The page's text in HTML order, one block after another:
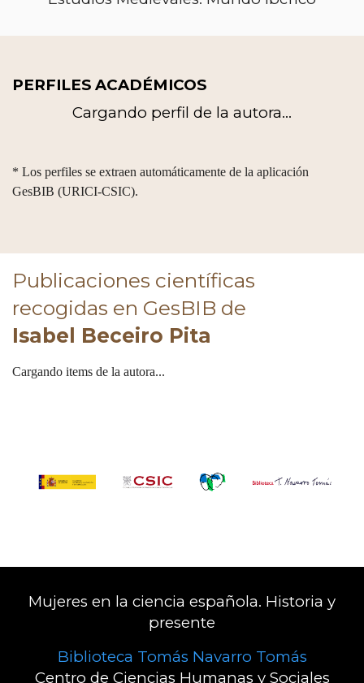
PERFILES ACADÉMICOS
Cargando perfil de la autora...
* Los perfiles se extraen automáticamente de la aplicación
GesBIB (URICI-CSIC).
Publicaciones científicas
recogidas en GesBIB de
Isabel Beceiro Pita
Cargando items de la autora...
Mujeres en la ciencia española. Historia y
presente
Biblioteca Tomás Navarro Tomás
Centro de Ciencias Humanas y Sociales